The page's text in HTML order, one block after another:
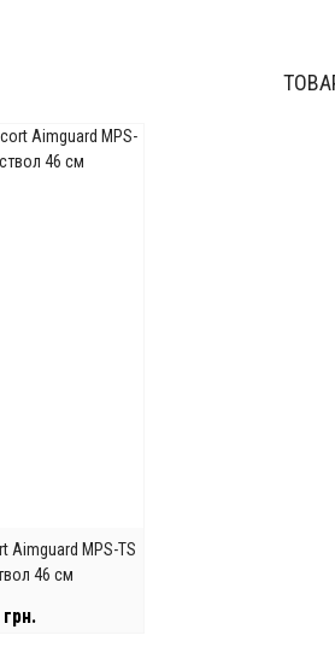
Aimguard MPS-TS
46 см